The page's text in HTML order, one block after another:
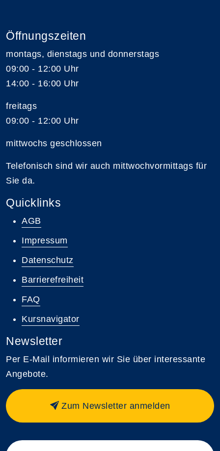
Öffnungszeiten
montags, dienstags und donnerstags
09:00 - 12:00 Uhr
14:00 - 16:00 Uhr
freitags
09:00 - 12:00 Uhr
mittwochs geschlossen
Telefonisch sind wir auch mittwochvormittags für
Sie da.
Quicklinks
AGB
Impressum
Datenschutz
Barrierefreiheit
FAQ
Kursnavigator
Newsletter
Per E-Mail informieren wir Sie über interessante
Angebote.
Zum Newsletter anmelden